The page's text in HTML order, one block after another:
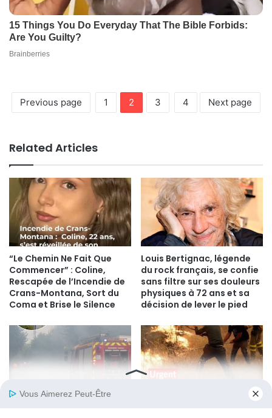
Previous page 1 2 3 4 Next page
Related Articles
“Le Chemin Ne Fait Que
Commencer” : Coline,
Rescapée de l’Incendie de
Crans-Montana, Sort du
Coma et Brise le Silence
Louis Bertignac, légende
du rock français, se confie
sans filtre sur ses douleurs
physiques à 72 ans et sa
décision de lever le pied